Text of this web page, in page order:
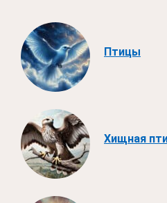
Птицы
Хищная